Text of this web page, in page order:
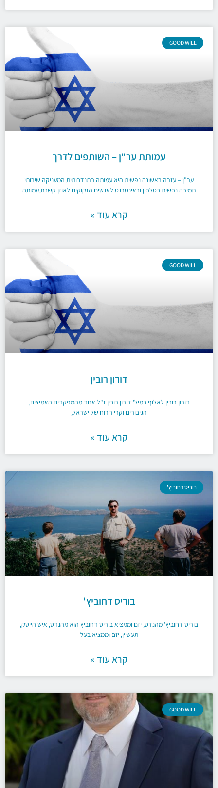
GOOD WILL
עמותת ער"ן – השותפים לדרך
ער"ן – עזרה ראשונה נפשית היא עמותה התנדבותית המעניקה שירותי
תמיכה נפשית בטלפון ובאינטרנט לאנשים הזקוקים לאוזן קשבת.עמותה
קרא עוד »
GOOD WILL
דורון רובין
דורון רובין לאלוף במיל' דורון רובין ז"ל אחד מהמפקדים האמיצים,
הגיבורים וקרי הרוח של ישראל,
קרא עוד »
בוריס דחוביץ'
בוריס דחוביץ'
בוריס דחוביץ' מהנדס, יזם וממציא בוריס דחוביץ הוא מהנדס, איש הייטק,
תעשיין, יזם וממציא בעל
קרא עוד »
GOOD WILL